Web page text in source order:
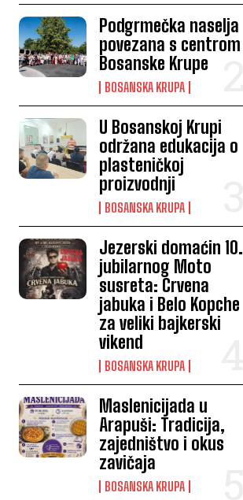
Podgrmečka naselja
povezana s centrom
Bosanske Krupe
BOSANSKA KRUPA
U Bosanskoj Krupi
održana edukacija o
plasteničkoj
proizvodnji
BOSANSKA KRUPA
Jezerski domaćin 10.
jubilarnog Moto
susreta: Crvena
jabuka i Belo Kopche
za veliki bajkerski
vikend
BOSANSKA KRUPA
Maslenicijada u
Arapuši: Tradicija,
zajedništvo i okus
zavičaja
BOSANSKA KRUPA